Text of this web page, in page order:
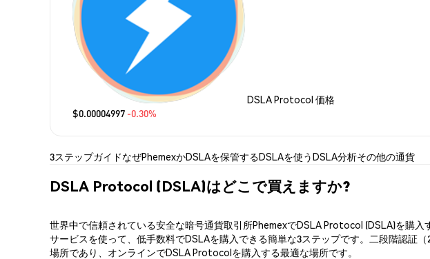
DSLA Protocol 価格
$0.00004997 -0.30%
3ステップガイドなぜPhemexかDSLAを保管するDSLAを使うDSLA分析その他の通貨
DSLA Protocol (DSLA)はどこで買えますか?
世界中で信頼されている安全な暗号通貨取引所PhemexでDSLA Protocol (DSLA)を購
サービスを使って、低手数料でDSLAを購入できる簡単な3ステップです。二段階認証
場所であり、オンラインでDSLA Protocolを購入する最適な場所です。